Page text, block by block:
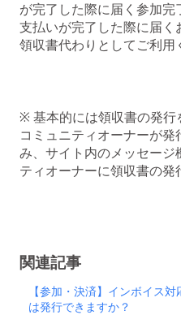
が完了した際に届く参加
支払いが完了した際に届
領収書代わりとしてご利用
※ 基本的には領収書の発行
コミュニティオーナーが
み、サイト内のメッセー
ティオーナーに領収書の発
関連記事
【参加・決済】インボイス
は発行できますか？